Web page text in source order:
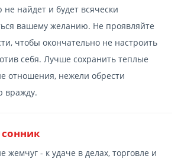
найдет и будет всячески
вашему желанию. Не проявляйте
чтобы окончательно не настроить
себя. Лучше сохранить теплые
отношения, нежели обрести
вражду.
жемчуг - к удаче в делах, торговле и